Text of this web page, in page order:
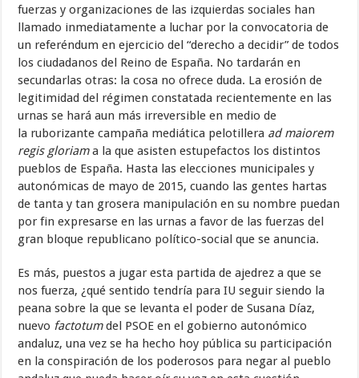
fuerzas y organizaciones de las izquierdas sociales han
llamado inmediatamente a luchar por la convocatoria de
un referéndum en ejercicio del “derecho a decidir” de todos
los ciudadanos del Reino de España. No tardarán en
secundarlas otras: la cosa no ofrece duda. La erosión de
legitimidad del régimen constatada recientemente en las
urnas se hará aun más irreversible en medio de
la ruborizante campaña mediática pelotillera ad maiorem
regis gloriama la que asisten estupefactos los distintos
pueblos de España. Hasta las elecciones municipales y
autonómicas de mayo de 2015, cuando las gentes hartas
de tanta y tan grosera manipulación en su nombre puedan
por fin expresarse en las urnas a favor de las fuerzas del
gran bloque republicano político-social que se anuncia.
Es más, puestos a jugar esta partida de ajedrez a que se
nos fuerza, ¿qué sentido tendría para IU seguir siendo la
peana sobre la que se levanta el poder de Susana Díaz,
nuevo factotumdel PSOE en el gobierno autonómico
andaluz, una vez se ha hecho hoy pública su participación
en la conspiración de los poderosos para negar al pueblo